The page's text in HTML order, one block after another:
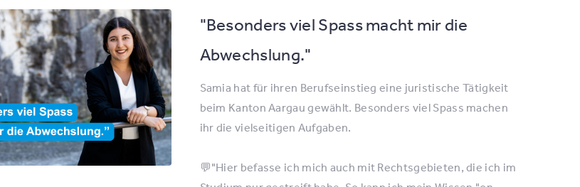
"Besonders viel Spass macht mir die
Abwechslung."
Samia hat für ihren Berufseinstieg eine juristische Tätigkeit
beim Kanton Aargau gewählt. Besonders viel Spass machen
ihr die vielseitigen Aufgaben.
💬"Hier befasse ich mich auch mit Rechtsgebieten, die ich im